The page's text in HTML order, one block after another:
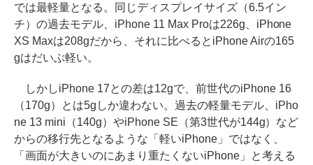
では最軽量となる。同じディスプレイサイズ（6.5イン
チ）の過去モデル、iPhone 11 Max Proは226g、iPhone
XS Maxは208gだから、それに比べるとiPhone Airの165
gはだいぶ軽い。
しかしiPhone 17との差は12gで、前世代のiPhone 16
（170g）とは5gしか違わない。過去の軽量モデル、iPho
ne 13 mini（140g）やiPhone SE（第3世代が144g）など
からの移行先となるような「軽いiPhone」ではなく、
「画面が大きいのにあまり重たくないiPhone」と考える